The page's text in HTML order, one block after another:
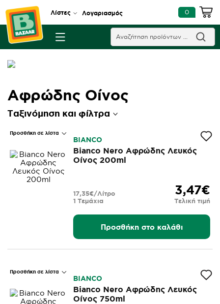
Λίστες Λογαριασμός 0
Αφρώδης Οίνος
Ταξινόμηση και φίλτρα
Προσθήκη σε λίστα
BIANCO
Bianco Nero Αφρώδης Λευκός
Οίνος 200ml
3,47€
Τελική τιμή
1 Τεμάχια
17,35€/Λίτρο
Προσθήκη στο καλάθι
Προσθήκη σε λίστα
BIANCO
Bianco Nero Αφρώδης Λευκός
Οίνος 750ml